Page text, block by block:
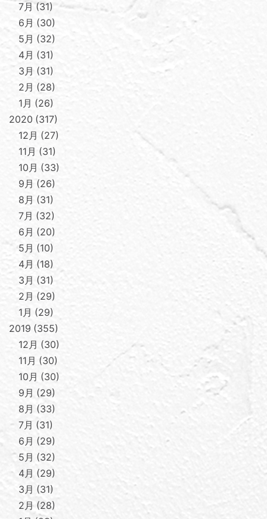
7月
31
6月
30
5月
32
4月
31
3月
31
2月
28
1月
26
2020 317
12月
27
11月
31
10月
33
9月
26
8月
31
7月
32
6月
20
5月
10
4月
18
3月
31
2月
29
1月
29
2019 355
12月
30
11月
30
10月
30
9月
29
8月
33
7月
31
6月
29
5月
32
4月
29
3月
31
2月 28